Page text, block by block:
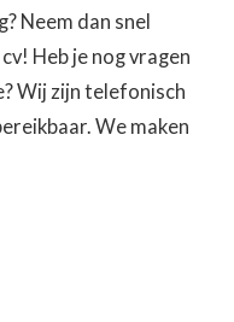
Neem dan snel
Heb je nog vragen
Wij zijn telefonisch
We maken